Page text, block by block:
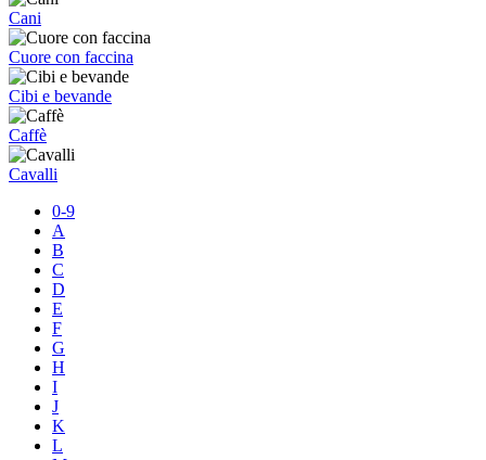
Cani
Cuore con faccina
Cibi e bevande
Caffè
Cavalli
0-9
A
B
C
D
E
F
G
H
I
J
K
L